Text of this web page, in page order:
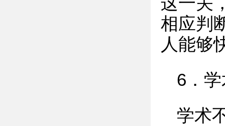
相应判
人能够
6．
学术